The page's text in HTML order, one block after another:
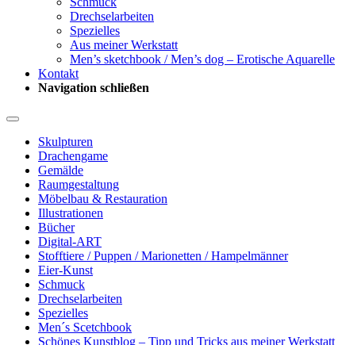
Drechselarbeiten
Spezielles
Aus meiner Werkstatt
Men’s sketchbook / Men’s dog – Erotische Aquarelle
Kontakt
Navigation schließen
Skulpturen
Drachengame
Gemälde
Raumgestaltung
Möbelbau & Restauration
Illustrationen
Bücher
Digital-ART
Stofftiere / Puppen / Marionetten / Hampelmänner
Eier-Kunst
Schmuck
Drechselarbeiten
Spezielles
Men´s Scetchbook
Schönes Kunstblog – Tipp und Tricks aus meiner Werkstatt